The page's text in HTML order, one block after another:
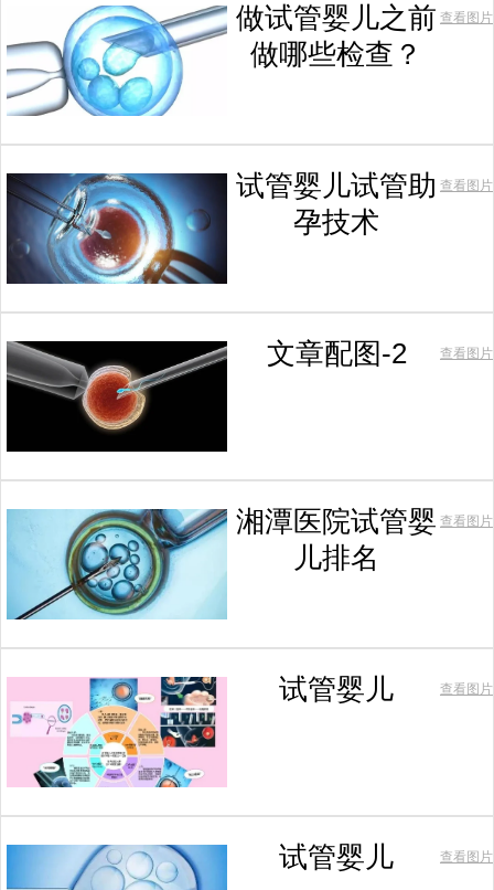
做试管婴儿之前
做哪些检查？
查看图片
试管婴儿试管助
孕技术
查看图片
文章配图-2 查看图片
湘潭医院试管婴
儿排名
查看图片
试管婴儿 查看图片
试管婴儿 查看图片